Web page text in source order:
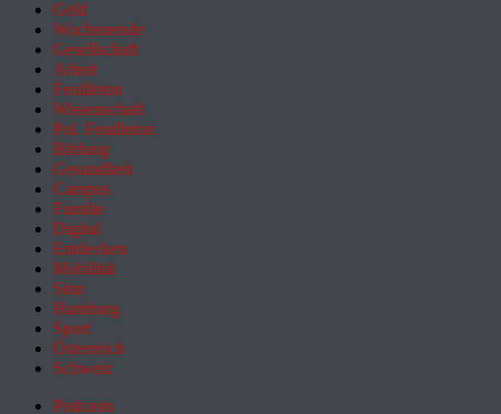
Geld
Wochenende
Gesellschaft
Arbeit
Feuilleton
Wissenschaft
Pol. Feuilleton
Bildung
Gesundheit
Campus
Familie
Digital
Entdecken
Mobilität
Sinn
Hamburg
Sport
Österreich
Schweiz
Podcasts